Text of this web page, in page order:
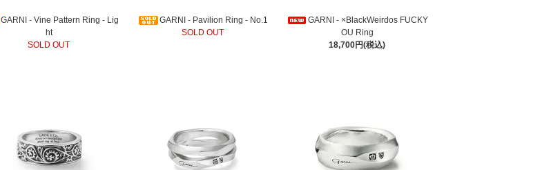
GARNI - Vine Pattern Ring - Lig
ht
SOLD OUT
GARNI - Pavilion Ring - No.1
SOLD OUT
GARNI - ×BlackWeirdos FUCKY
OU Ring
18,700円(税込)